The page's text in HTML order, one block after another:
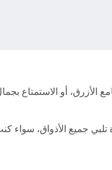
أو الاستمتاع
تلبي جميع الأذواق،